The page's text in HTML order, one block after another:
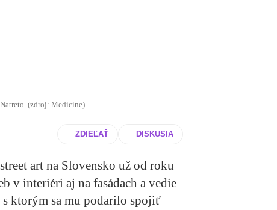
(zdroj: Medicine)
ZDIEĽAŤ DISKUSIA
art na Slovensko už od roku
v interiéri aj na fasádach a vedie
ktorým sa mu podarilo spojiť